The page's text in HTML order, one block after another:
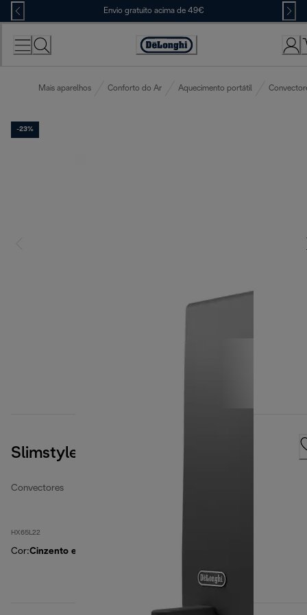
Skip
to
Content
Envio gratuito acima de 49€
Accessibility
Mais aparelhos Conforto do Ar Aquecimento portátil
-23%
Slimstyle
Convectores
HX65L22
Cor:Cinzento escuro